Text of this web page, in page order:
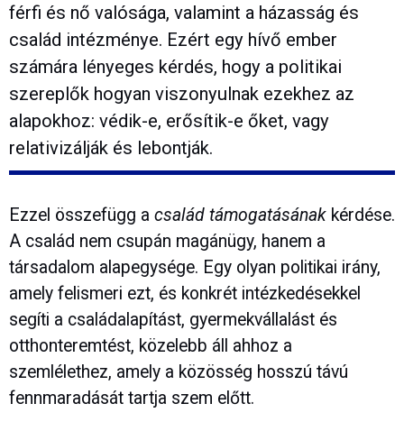
férfi és nő valósága, valamint a házasság és
család intézménye. Ezért egy hívő ember
számára lényeges kérdés, hogy a politikai
szereplők hogyan viszonyulnak ezekhez az
alapokhoz: védik-e, erősítik-e őket, vagy
relativizálják és lebontják.
Ezzel összefügg a család támogatásának kérdése.
A család nem csupán magánügy, hanem a
társadalom alapegysége. Egy olyan politikai irány,
amely felismeri ezt, és konkrét intézkedésekkel
segíti a családalapítást, gyermekvállalást és
otthonteremtést, közelebb áll ahhoz a
szemlélethez, amely a közösség hosszú távú
fennmaradását tartja szem előtt.